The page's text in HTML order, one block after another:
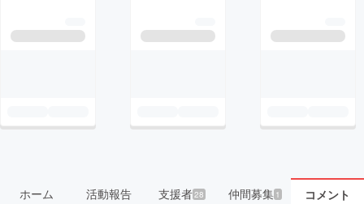
ホーム 活動報告 支援者 28 仲間募集 1 コメント